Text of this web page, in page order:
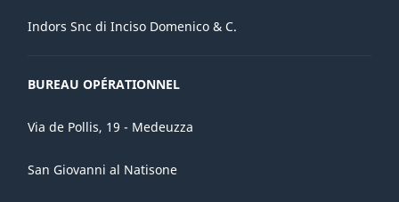
Indors Snc di Inciso Domenico & C.
BUREAU OPÉRATIONNEL
Via de Pollis, 19 - Medeuzza
San Giovanni al Natisone